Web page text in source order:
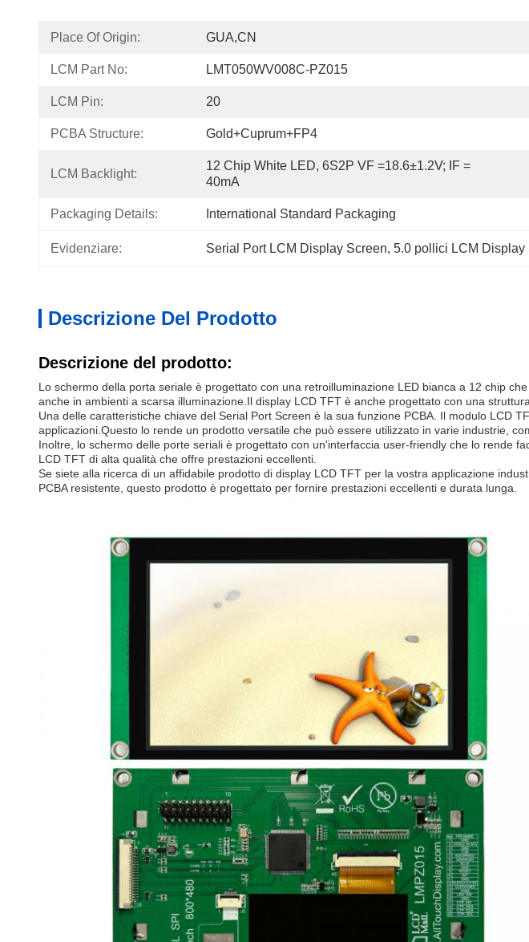
Place Of Origin: GUA,CN
LCM Part No: LMT050WV008C-PZ015
LCM Pin: 20
PCBA Structure: Gold+Cuprum+FP4
LCM Backlight:
12 Chip White LED, 6S2P VF =18.6±1.2V; IF =
40mA
Packaging Details: International Standard Packaging
Evidenziare: Serial Port LCM Display Screen, 5.0 pollici LCM Display
Descrizione Del Prodotto
Descrizione del prodotto:
Lo schermo della porta seriale è progettato con una retroilluminazione LED bianca a 12 chip
anche in ambienti a scarsa illuminazione.Il display LCD TFT è anche progettato con una
Una delle caratteristiche chiave del Serial Port Screen è la sua funzione PCBA. Il modulo LCD
applicazioni.Questo lo rende un prodotto versatile che può essere utilizzato in varie industrie,
Inoltre, lo schermo delle porte seriali è progettato con un'interfaccia user-friendly che lo rende
LCD TFT di alta qualità che offre prestazioni eccellenti.
Se siete alla ricerca di un affidabile prodotto di display LCD TFT per la vostra applicazione
PCBA resistente, questo prodotto è progettato per fornire prestazioni eccellenti e durata lunga.